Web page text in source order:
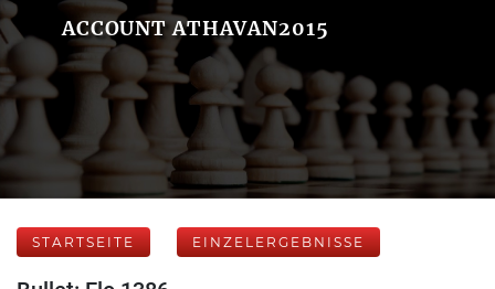
ACCOUNT ATHAVAN2015
STARTSEITE EINZELERGEBNISSE